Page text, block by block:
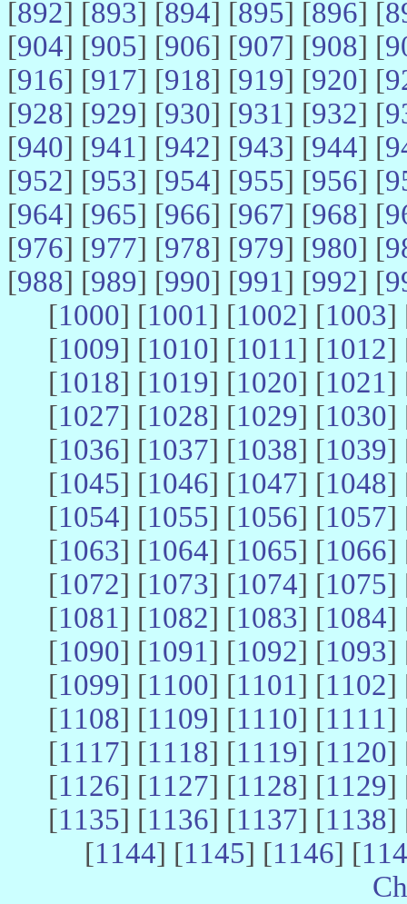
[892] [893] [894] [895] [896] [
[904] [905] [906] [907] [908] [
[916] [917] [918] [919] [920] [
[928] [929] [930] [931] [932] [
[940] [941] [942] [943] [944] [
[952] [953] [954] [955] [956] [
[964] [965] [966] [967] [968] [
[976] [977] [978] [979] [980] [
[988] [989] [990] [991] [992] [
[1000] [1001] [1002] [1003]
[1009] [1010] [1011] [1012]
[1018] [1019] [1020] [1021]
[1027] [1028] [1029] [1030]
[1036] [1037] [1038] [1039]
[1045] [1046] [1047] [1048]
[1054] [1055] [1056] [1057]
[1063] [1064] [1065] [1066]
[1072] [1073] [1074] [1075]
[1081] [1082] [1083] [1084]
[1090] [1091] [1092] [1093]
[1099] [1100] [1101] [1102]
[1108] [1109] [1110] [1111]
[1117] [1118] [1119] [1120]
[1126] [1127] [1128] [1129]
[1135] [1136] [1137] [1138]
[1144] [1145] [1146] [